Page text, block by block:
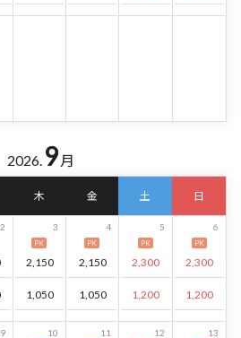
2026. 9 月
木 金 土 日
2 3
PK
2,150
1,050
4
PK
2,150
1,050
5
PK
2,300
1,200
6
PK
2,300
1,200
9 10 11 12 13